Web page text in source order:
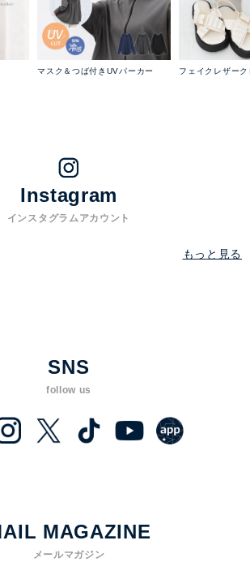
マスク＆つば付きUVパーカー フェイクレザー
Instagram
インスタグラムアカウント
もっと見る
SNS
follow us
MAGAZINE
メールマガジン